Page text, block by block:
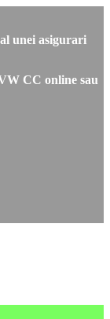
unei asigurari
CC online sau